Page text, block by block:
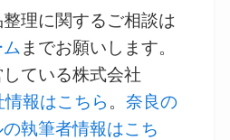
理に関するご相談は
までお願いします。
ている株式会社
報はこちら 。奈良の
執筆者情報はこち